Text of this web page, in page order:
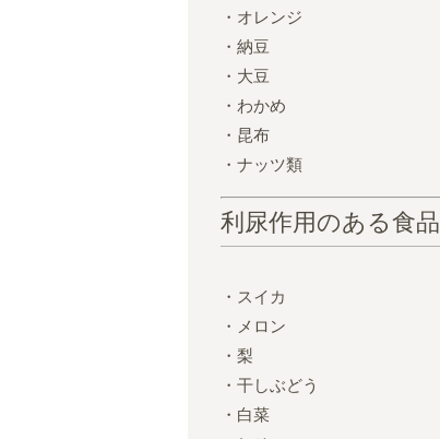
・オレンジ
・納豆
・大豆
・わかめ
・昆布
・ナッツ類
利尿作用のある食品
・スイカ
・メロン
・梨
・干しぶどう
・白菜